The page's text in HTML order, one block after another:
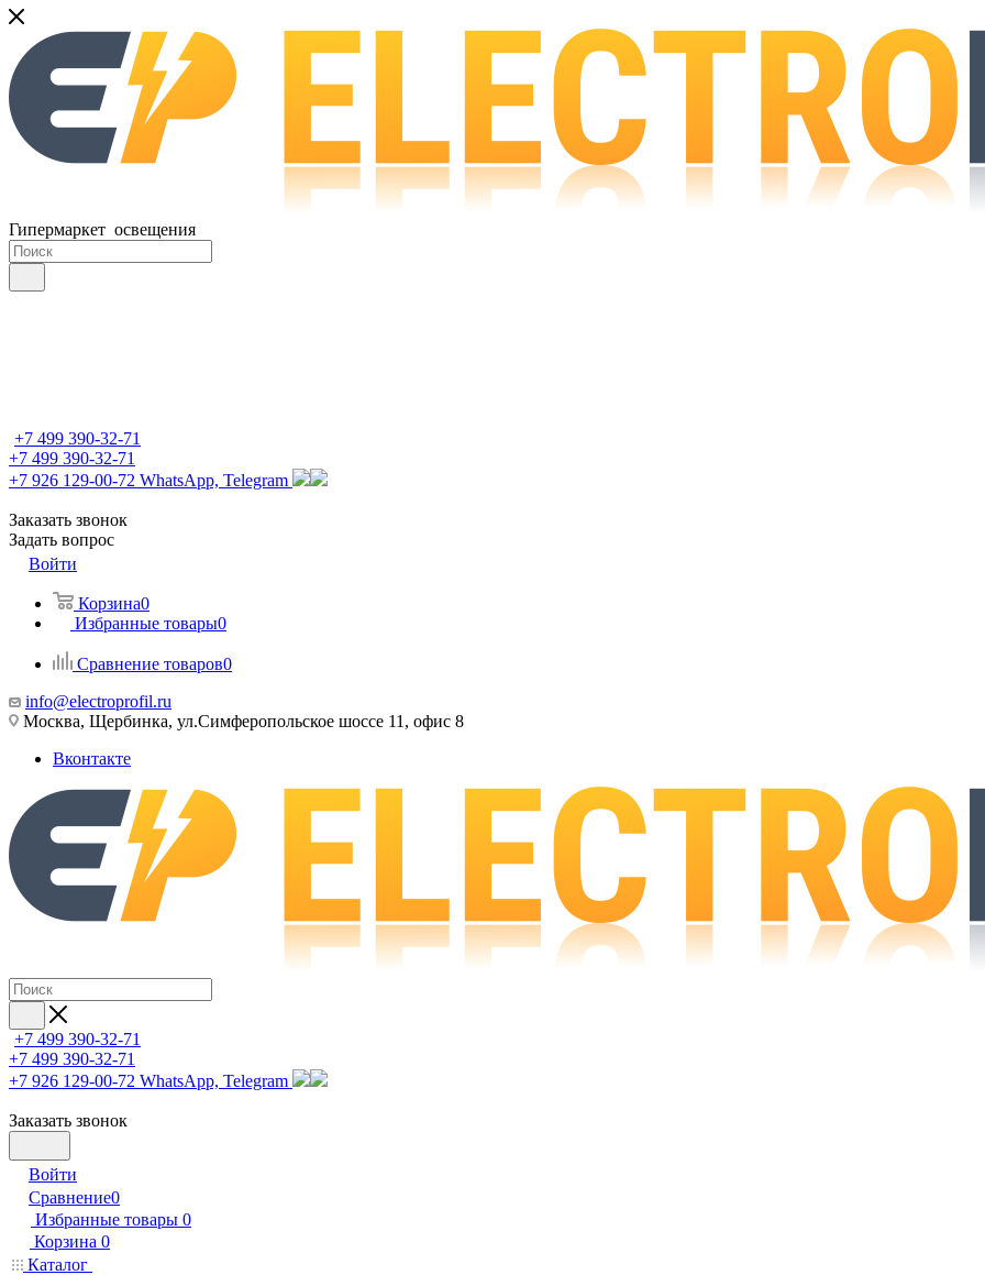
Гипермаркет освещения
+7 499 390-32-71
+7 499 390-32-71
+7 926 129-00-72 WhatsApp, Telegram
Заказать звонок
Задать вопрос
Войти
Корзина0
Избранные товары0
Сравнение товаров0
info@electroprofil.ru
Москва, Щербинка, ул.Симферопольское шоссе 11, офис 8
Вконтакте
+7 499 390-32-71
+7 499 390-32-71
+7 926 129-00-72 WhatsApp, Telegram
Заказать звонок
Войти
Сравнение0
Избранные товары 0
Корзина 0
Каталог